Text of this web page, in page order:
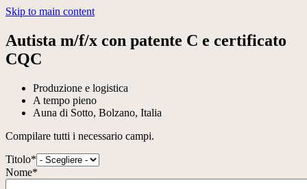
Skip to main content
Autista m/f/x con patente C e certificato
CQC
Produzione e logistica
A tempo pieno
Auna di Sotto, Bolzano, Italia
Compilare tutti i necessario campi.
Titolo*
Nome*